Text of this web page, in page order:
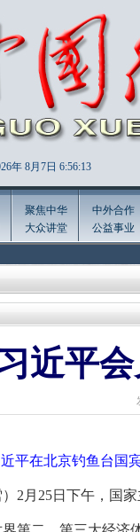
年 8月7日 6:56:15
聚焦中华
大众讲堂
中外合作
公益事业
近平
平在北京钓鱼台国
2月25日下午，国